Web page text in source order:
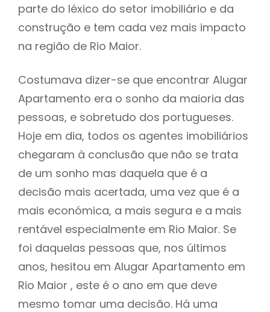
parte do léxico do setor imobiliário e da
construção e tem cada vez mais impacto
na região de Rio Maior.
Costumava dizer-se que encontrar Alugar
Apartamento era o sonho da maioria das
pessoas, e sobretudo dos portugueses.
Hoje em dia, todos os agentes imobiliários
chegaram à conclusão que não se trata
de um sonho mas daquela que é a
decisão mais acertada, uma vez que é a
mais económica, a mais segura e a mais
rentável especialmente em Rio Maior. Se
foi daquelas pessoas que, nos últimos
anos, hesitou em Alugar Apartamento em
Rio Maior , este é o ano em que deve
mesmo tomar uma decisão. Há uma